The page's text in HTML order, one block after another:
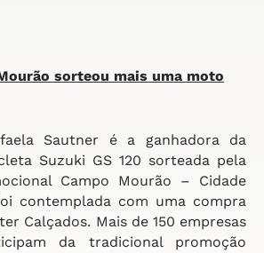
sorteou mais uma moto
Sautner é a ganhadora da
Suzuki GS 120 sorteada pela
Campo Mourão – Cidade
contemplada com uma compra
Calçados. Mais de 150 empresas
da tradicional promoção